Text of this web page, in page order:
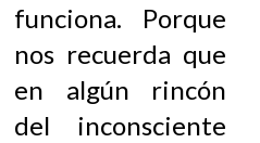
funciona. Porque
nos recuerda que
en algún rincón
del inconsciente